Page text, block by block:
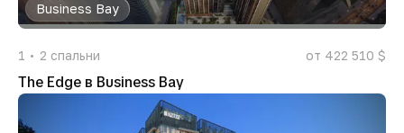
Business Bay
1 2 спальни от 422 510 $
The Edge в Business Bay